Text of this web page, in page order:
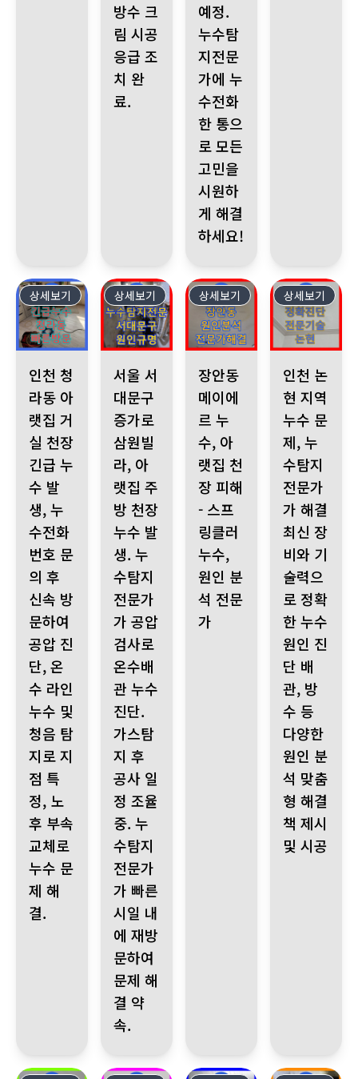
방수 크
림 시공
응급 조
치 완
료.
예정.
누수탐
지전문
가에 누
수전화
한 통으
로 모든
고민을
시원하
게 해결
하세요!
518
상세보기
인천 청
라동 아
랫집 거
실 천장
긴급 누
수 발
생, 누
수전화
번호 문
의 후
신속 방
문하여
공압 진
단, 온
수 라인
누수 및
청음 탐
지로 지
점 특
정, 노
후 부속
교체로
누수 문
제 해
결.
517
상세보기
서울 서
대문구
증가로
삼원빌
라, 아
랫집 주
방 천장
누수 발
생. 누
수탐지
전문가
가 공압
검사로
온수배
관 누수
진단.
가스탐
지 후
공사 일
정 조율
중. 누
수탐지
전문가
가 빠른
시일 내
에 재방
문하여
문제 해
결 약
속.
516
상세보기
장안동
메이에
르 누
수, 아
랫집 천
장 피해
- 스프
링클러
누수,
원인 분
석 전문
가
515
상세보기
인천 논
현 지역
누수 문
제, 누
수탐지
전문가
가 해결
최신 장
비와 기
술력으
로 정확
한 누수
원인 진
단 배
관, 방
수 등
다양한
원인 분
석 맞춤
형 해결
책 제시
및 시공